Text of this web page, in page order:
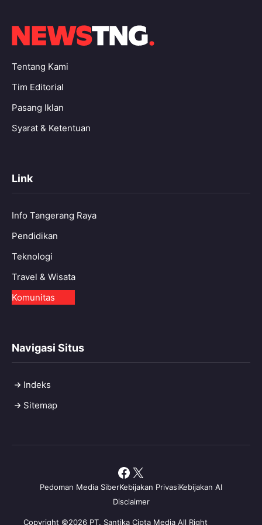
Tentang Kami
Tim Editorial
Pasang Iklan
Syarat & Ketentuan
Link
Info Tangerang Raya
Pendidikan
Teknologi
Travel & Wisata
Komunitas
Navigasi Situs
Indeks
Sitemap
Copyright ©2026 PT. Santika Cipta Media All Right
Pedoman Media SiberKebijakan PrivasiKebijakan AI
Disclaimer
Facebook
X